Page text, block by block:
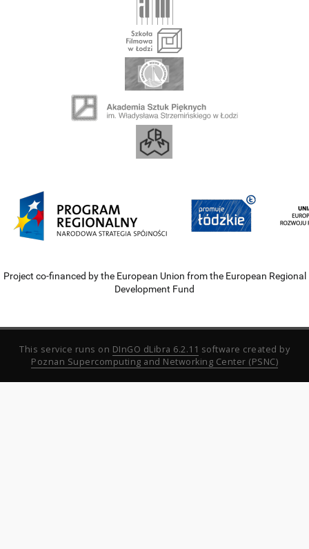
Project co-financed by the European Union from the European Regional
Development Fund
This service runs on DInGO dLibra 6.2.11 software created by
Poznan Supercomputing and Networking Center (PSNC)